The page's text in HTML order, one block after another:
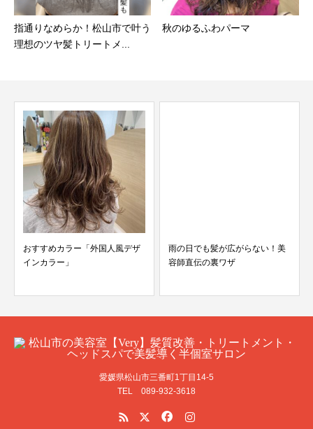
指通りなめらか！松山市で叶う
理想のツヤ髪トリートメ...
秋のゆるふわパーマ
おすすめカラー「外国人風デザ
インカラー」
雨の日でも髪が広がらない！美
容師直伝の裏ワザ
愛媛県松山市三番町1丁目14-5
TEL 089-932-3618